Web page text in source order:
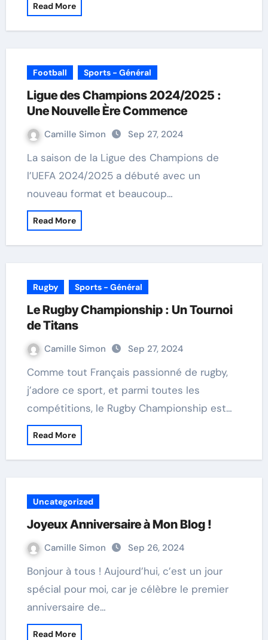
Read More
Football Sports - Général
Ligue des Champions 2024/2025 :
Une Nouvelle Ère Commence
Camille Simon Sep 27, 2024
La saison de la Ligue des Champions de
l’UEFA 2024/2025 a débuté avec un
nouveau format et beaucoup…
Read More
Rugby Sports - Général
Le Rugby Championship : Un Tournoi
de Titans
Camille Simon Sep 27, 2024
Comme tout Français passionné de rugby,
j’adore ce sport, et parmi toutes les
compétitions, le Rugby Championship est…
Read More
Uncategorized
Joyeux Anniversaire à Mon Blog !
Camille Simon Sep 26, 2024
Bonjour à tous ! Aujourd’hui, c’est un jour
spécial pour moi, car je célèbre le premier
anniversaire de…
Read More